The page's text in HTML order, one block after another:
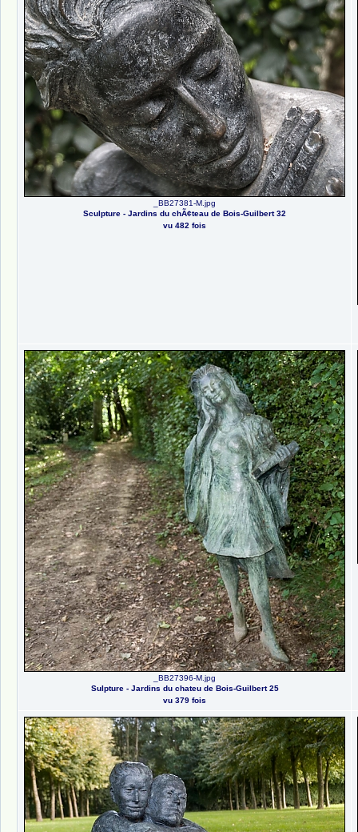
_BB27381-M.jpg
Sculpture - Jardins du chÃ¢teau de Bois-Guilbert 32
vu 482 fois
_BB27396-M.jpg
Sulpture - Jardins du chateu de Bois-Guilbert 25
vu 379 fois